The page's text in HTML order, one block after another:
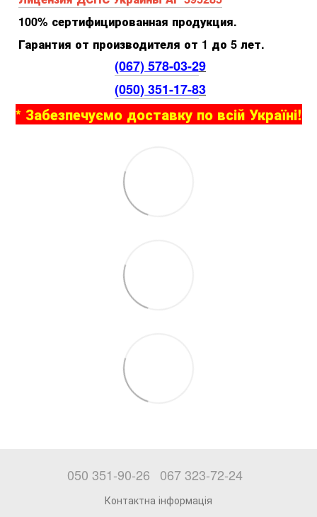
100% сертифицированная продукция.
Гарантия от производителя от 1 до 5 лет.
(067) 578-03-29
(050) 351-17-83
* Забезпечуємо доставку по всій Україні!
050 351-90-26 067 323-72-24
Контактна інформація